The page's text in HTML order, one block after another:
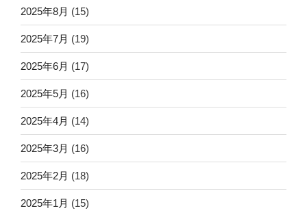
2025年8月 (15)
2025年7月 (19)
2025年6月 (17)
2025年5月 (16)
2025年4月 (14)
2025年3月 (16)
2025年2月 (18)
2025年1月 (15)